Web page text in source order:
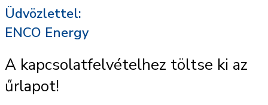
Üdvözlettel:
ENCO Energy
A kapcsolatfelvételhez töltse ki az
űrlapot!